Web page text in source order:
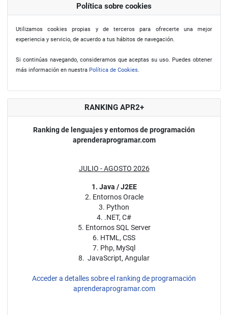
Política sobre cookies
Utilizamos cookies propias y de terceros para ofrecerte una mejor
experiencia y servicio, de acuerdo a tus hábitos de navegación.
Si continúas navegando, consideramos que aceptas su uso. Puedes obtener
más información en nuestra Política de Cookies.
RANKING APR2+
Ranking de lenguajes y entornos de programación
aprenderaprogramar.com
JULIO - AGOSTO 2026
1. Java / J2EE
2. Entornos Oracle
3. Python
4. .NET, C#
5. Entornos SQL Server
6. HTML, CSS
7. Php, MySql
8. JavaScript, Angular
Acceder a detalles sobre el ranking de programación
aprenderaprogramar.com